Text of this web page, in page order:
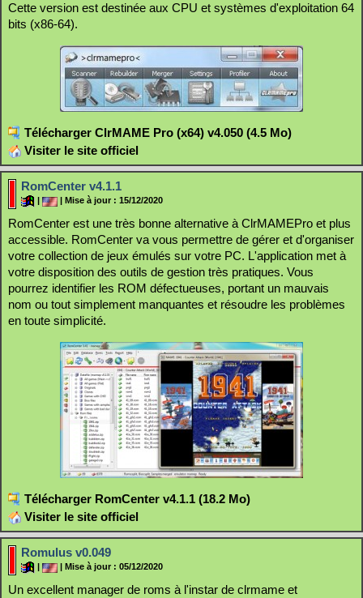
Cette version est destinée aux CPU et systèmes d'exploitation 64
bits (x86-64).
Télécharger ClrMAME Pro (x64) v4.050 (4.5 Mo)
Visiter le site officiel
RomCenter v4.1.1
| Mise à jour : 15/12/2020
RomCenter est une très bonne alternative à ClrMAMEPro et plus
accessible. RomCenter va vous permettre de gérer et d'organiser
votre collection de jeux émulés sur votre PC. L'application met à
votre disposition des outils de gestion très pratiques. Vous
pourrez identifier les ROM défectueuses, portant un mauvais
nom ou tout simplement manquantes et résoudre les problèmes
en toute simplicité.
Télécharger RomCenter v4.1.1 (18.2 Mo)
Visiter le site officiel
Romulus v0.049
| Mise à jour : 05/12/2020
Un excellent manager de roms à l'instar de clrmame et